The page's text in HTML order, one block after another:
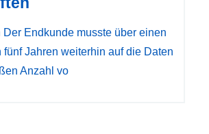
Der Endkunde musste über einen
fünf Jahren weiterhin auf die Daten
Anzahl vo